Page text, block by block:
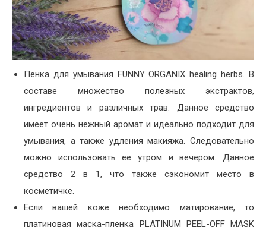
Пенка для умывания FUNNY ORGANIX healing herbs. В
составе множество полезных экстрактов,
ингредиентов и различных трав. Данное средство
имеет очень нежный аромат и идеально подходит для
умывания, а также удления макияжа. Следовательно
можно использовать ее утром и вечером. Данное
средство 2 в 1, что также сэкономит место в
косметичке.
Если вашей коже необходимо матирование, то
платиновая маска-пленка PLATINUM PEEL-OFF MASK